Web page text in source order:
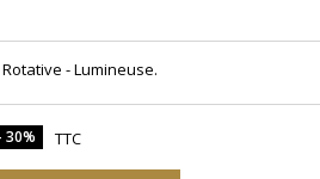
- Lumineuse.
30% TTC